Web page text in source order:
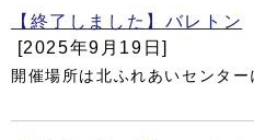
【終了しました】バレトン
[2025年9月19日]
開催場所は北ふれあいセンター